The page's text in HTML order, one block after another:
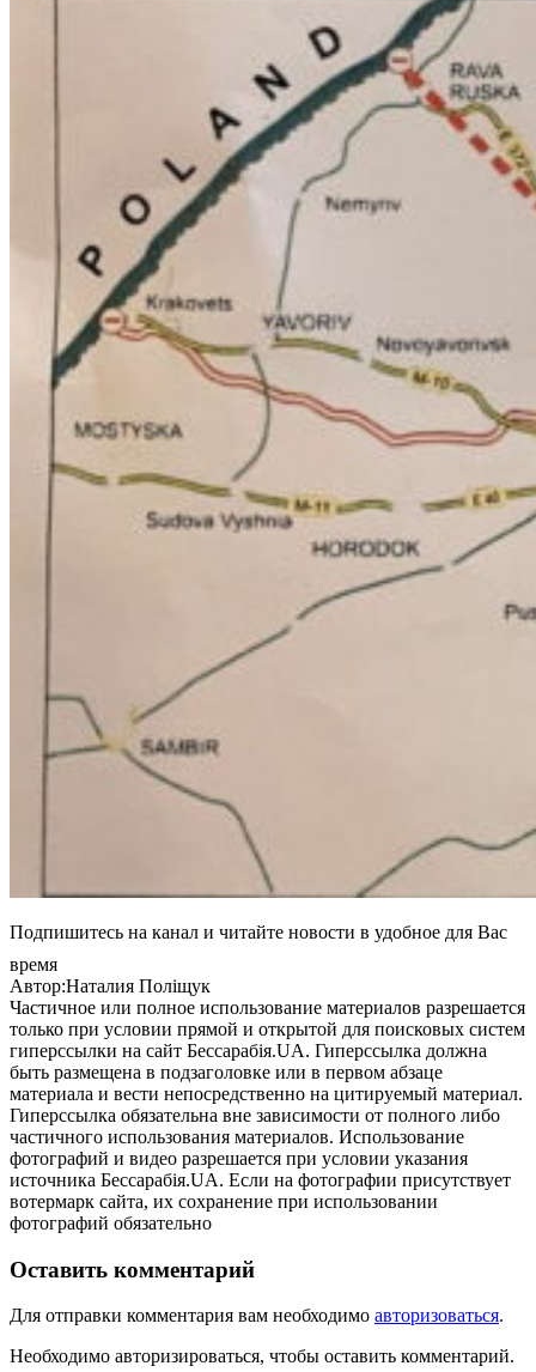
Подпишитесь на канал и читайте новости в удобное для Вас
время
Автор:Наталия Поліщук
Частичное или полное использование материалов разрешается
только при условии прямой и открытой для поисковых систем
гиперссылки на сайт Бессарабія.UA. Гиперссылка должна
быть размещена в подзаголовке или в первом абзаце
материала и вести непосредственно на цитируемый материал.
Гиперссылка обязательна вне зависимости от полного либо
частичного использования материалов. Использование
фотографий и видео разрешается при условии указания
источника Бессарабія.UA. Если на фотографии присутствует
вотермарк сайта, их сохранение при использовании
фотографий обязательно
Оставить комментарий
Для отправки комментария вам необходимо авторизоваться.
Необходимо авторизироваться, чтобы оставить комментарий.